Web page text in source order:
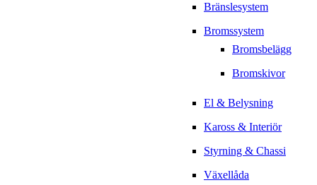
Bränslesystem
Bromssystem
Bromsbelägg
Bromskivor
El & Belysning
Kaross & Interiör
Styrning & Chassi
Växellåda